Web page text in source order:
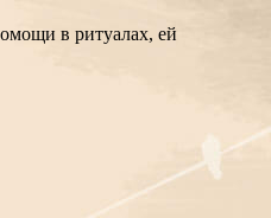
в ритуалах, ей